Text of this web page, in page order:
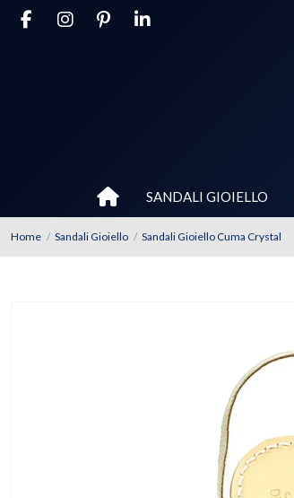
SANDALI GIOIELLO
Home Sandali Gioiello Sandali Gioiello Cuma Crystal